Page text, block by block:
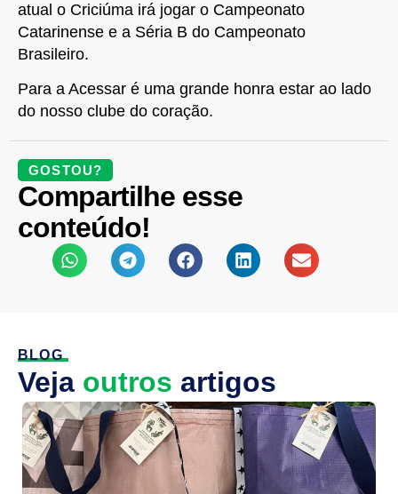
atual o Criciúma irá jogar o Campeonato
Catarinense e a Séria B do Campeonato
Brasileiro.
Para a Acessar é uma grande honra estar ao lado
do nosso clube do coração.
GOSTOU?
Compartilhe esse
conteúdo!
BLOG
Veja outros artigos